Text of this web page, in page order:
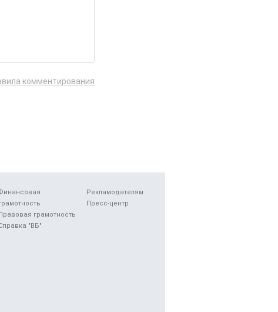
комментирования
грамотность
"ВБ"
Рекламодателям
Пресс-центр